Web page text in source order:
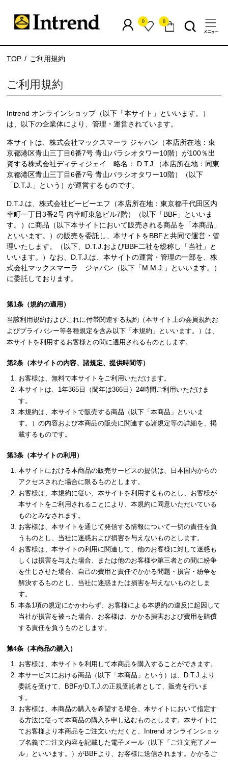
0 0
TOP ご利用規約
ご利用規約
Intrend オンラインショップ（以下「本サイト」といいます。）
は、以下の企業体により、管理・運営されています。
本サイトは、株式会社マックスマーラ ジャパン（本店所在地：東
京都港区青山三丁目6番7号 青山パラシオタワー10階）が100％出
資する株式会社ディティジェイ 略名： D.T.J.（本店所在地：同東
京都港区青山三丁目6番7号 青山パラシオタワー10階）（以下
「D.T.J.」という）が運営するものです。
D.T.J.は、株式会社ビービーエフ（本店所在地：東京都千代田区内
幸町一丁目3番2号 内幸町東急ビル7階）（以下「BBF」といいま
す。）に商品（以下本サイトにおいて販売される商品を「本商品」
といいます。）の販売を委託し、本サイトをBBFと共同で運営・管
理いたします。（以下、D.T.J.およびBBF二社を総称し「当社」と
いいます。）なお、D.T.J.は、本サイトの運営・管理の一部を、株
式会社マックスマーラ ジャパン（以下「M.M.J.」といいます。）
に委託しております。
第1条（規約の適用）
当該利用規約およびこれに付帯関連する規約（本サイト上の会員規約お
よびプライバシー等各種規定を含み以下「本規約」といいます。）は、
本サイトを利用するお客様との間に適用されるものとします。
第2条（本サイトの内容、諸規定、提供時間等）
お客様は、無料で本サイトをご利用いただけます。
本サイトは、1年365日（閏年は366日）24時間ご利用いただけま
す。
本規約は、本サイトで販売する商品（以下「本商品」といいま
す。）の内容および本商品の販売に関連する諸規定等の詳細を、掲
載するものです。
第3条（本サイトの利用）
本サイトにおける本商品の販売サービスの提供は、日本国内からの
アクセスされた場合に限るものとします。
お客様は、本規約に従い、本サイトを利用するものとし、お客様が
本サイトをご利用されることにより、本規約に同意いただいている
ものとみなされます。
お客様は、本サイトを通じて発信する情報について一切の責任を負
うものとし、当社に迷惑および損害を与えないものとします。
お客様は、本サイトの利用に関連して、他のお客様に対して迷惑も
しくは損害を与えた場合、または他のお客様や第三者との間に紛争
を生じさせた場合、自己の費用と責任でかかる問題・損害・紛争を
解決するものとし、当社に迷惑または損害を与えないものとしま
す。
本条1項の規定にかかわらず、お客様による本規約の違反に起因して
当社が損害を被った場合、お客様は、かかる損害および費用を賠償
する責任を負うものとします。
第4条（本商品の購入）
お客様は、本サイトを利用して本商品を購入することができます。
本サービスにおける商品（以下「本商品」という）は、D.T.J.より
委託を受けて、BBFがD.T.J.の正規受託者として、販売を行いま
す。
お客様は、本商品の購入を希望する場合、本サイトにおいて指定す
る方法に従って本商品の購入を申し込むものとします。本サイトに
てお客様より本商品をご注文いただくと、Intrend オンラインショッ
プ名義でご注文内容を記載した電子メール（以下「ご注文完了メー
ル」といいます。）がBBFより、お客様に送信されます。かかるご